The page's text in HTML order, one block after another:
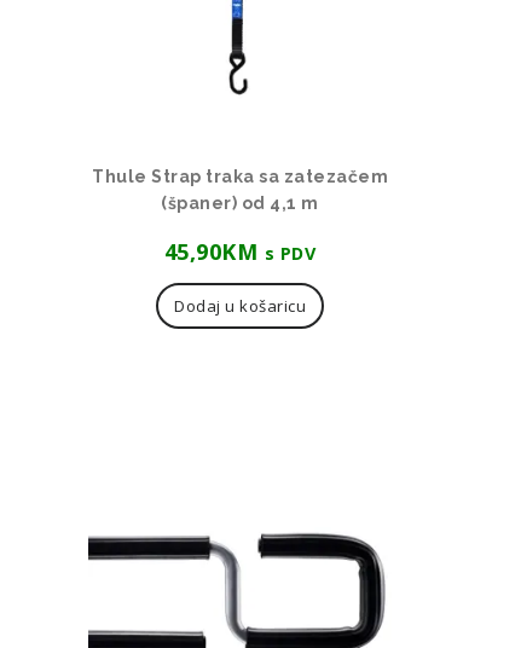
Thule Strap traka sa zatezačem
(španer) od 4,1 m
45,90KM s PDV
Dodaj u košaricu